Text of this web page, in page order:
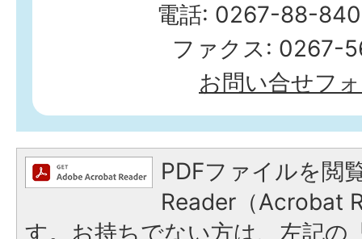
電話: 0267-88-
ファクス: 0267-
お問い合せフ
PDFファイルを閲
Reader（Acrobat
す。お持ちでない方は、左記の